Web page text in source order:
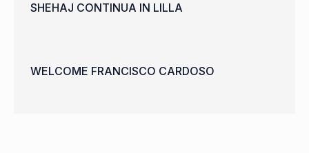
SHEHAJ CONTINUA IN LILLA
WELCOME FRANCISCO CARDOSO